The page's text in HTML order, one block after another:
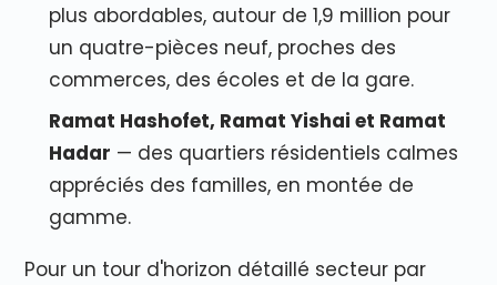
plus abordables, autour de 1,9 million pour
un quatre-pièces neuf, proches des
commerces, des écoles et de la gare.
Ramat Hashofet, Ramat Yishai et Ramat
Hadar — des quartiers résidentiels calmes
appréciés des familles, en montée de
gamme.
Pour un tour d'horizon détaillé secteur par